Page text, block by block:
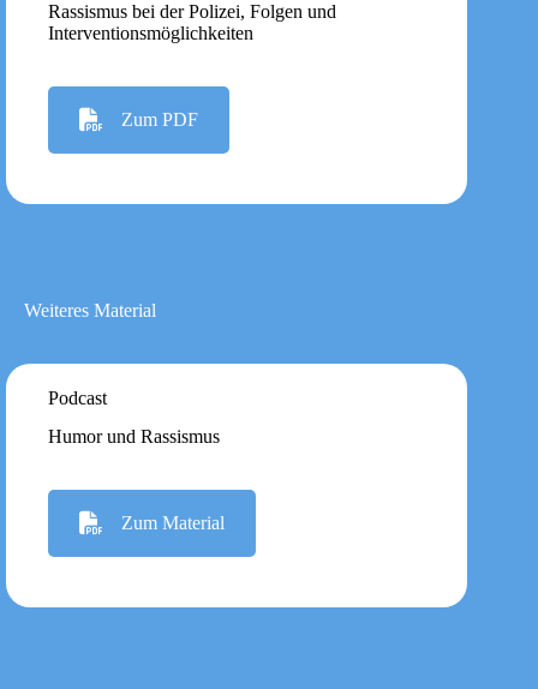
Rassismus bei der Polizei, Folgen und
Interventionsmöglichkeiten
Zum PDF
Weiteres Material
Podcast
Humor und Rassismus
Zum Material